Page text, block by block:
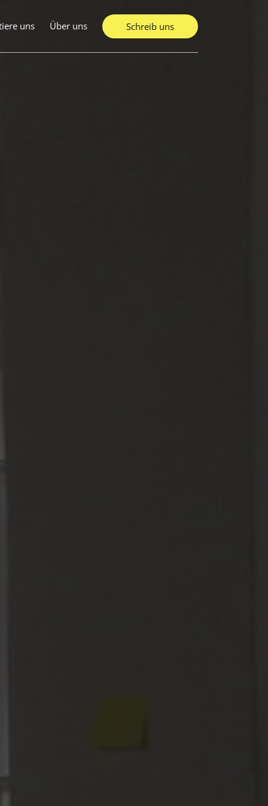
uns Über uns Schreib uns